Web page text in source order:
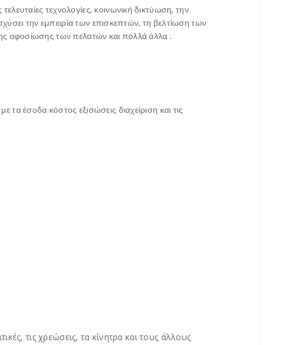
τεχνολογίες, κοινωνική δικτύωση, την
την εμπειρία των επισκεπτών, τη βελτίωση των
αφοσίωσης των πελατών και πολλά άλλα .
έσοδα κόστος εξισώσεις διαχείριση και τις
τις χρεώσεις, τα κίνητρα και τους άλλους